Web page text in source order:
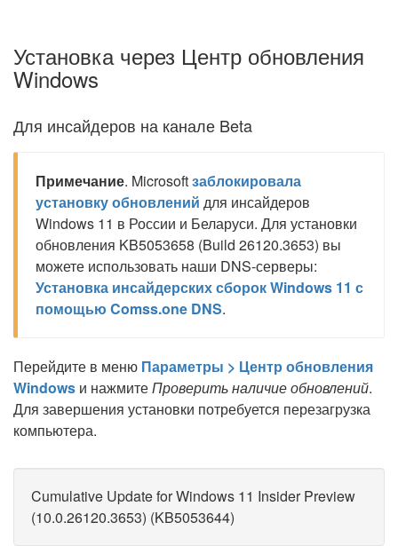
Установка через Центр обновления
Windows
Для инсайдеров на канале Beta
Примечание. Microsoftзаблокировала
установку обновлений для инсайдеров
Windows 11 в России и Беларуси. Для установки
обновления KB5053658 (Build 26120.3653) вы
можете использовать наши DNS-серверы:
Установка инсайдерских сборок Windows 11 с
помощью Comss.one DNS.
Перейдите в меню Параметры > Центр обновления
Windows и нажмитеПроверить наличие обновлений.
Для завершения установки потребуется перезагрузка
компьютера.
Cumulative Update for Windows 11 Insider Preview
(10.0.26120.3653) (KB5053644)